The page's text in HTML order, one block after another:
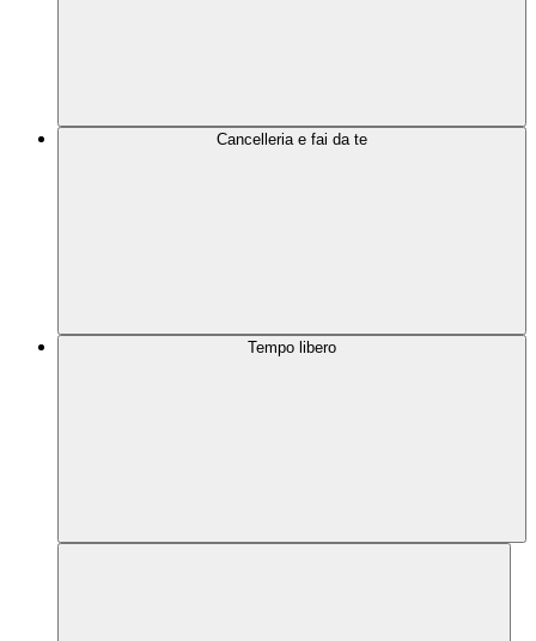
Cancelleria e fai da te
Tempo libero